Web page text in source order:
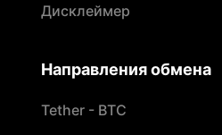
Дисклеймер
Направления обмена
Tether - BTC